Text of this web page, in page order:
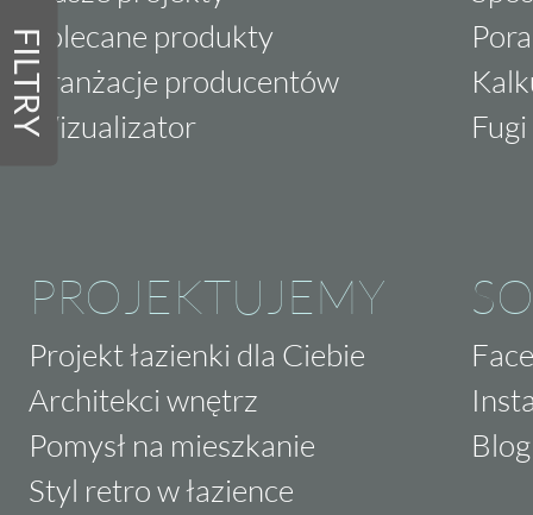
FILTRYPolecane produkty
Aranżacje producentów
Wizualizator
PROJEKTUJEMY
Projekt łazienki dla Ciebie
Architekci wnętrz
Pomysł na mieszkanie
Styl retro w łazience
Blog